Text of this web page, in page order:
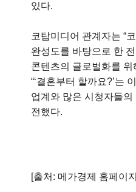
있다.
코탑미디어 관계자는 “
완성도를 바탕으로 한
콘텐츠의 글로벌화를 위
“‘결혼부터 할까요?’는
업계와 많은 시청자들의
전했다.
[출처: 메가경제 홈페이